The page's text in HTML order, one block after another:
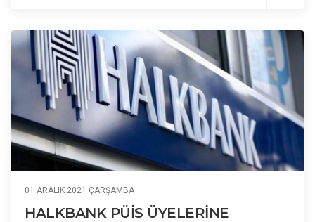
01 ARALIK 2021 ÇARŞAMBA
HALKBANK PÜİS ÜYELERİNE